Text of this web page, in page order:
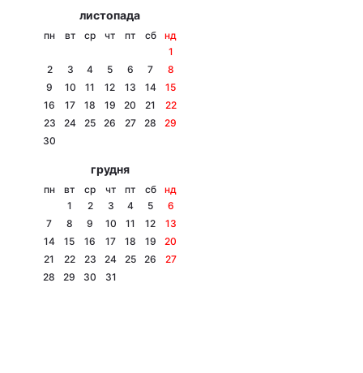
листопада
пн вт ср чт пт сб
нд
1
2
3 4 5 6 7
8
9
10 11 12 13 14
15
16
17 18 19 20 21
22
23
24 25 26 27 28
29
30
грудня
пн вт ср чт пт сб
нд
1
2 3 4 5
6
7
8 9 10 11 12
13
14
15 16 17 18 19
20
21
22 23 24 25 26
27
28
29 30 31